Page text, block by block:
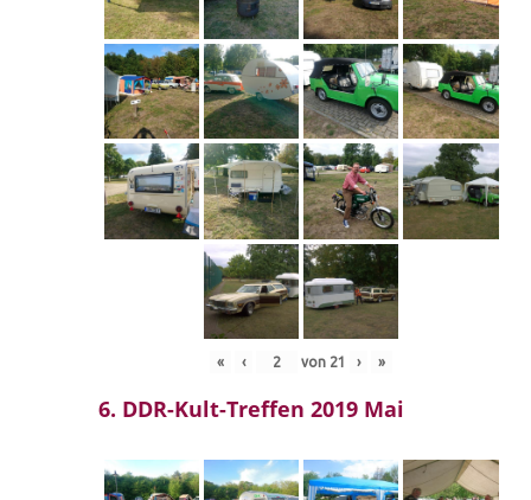
« ‹ von 21 › »
6. DDR-Kult-Treffen 2019 Mai